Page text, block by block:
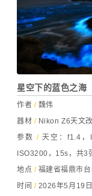
星空下的蓝色之海
作者 /魏伟
器材 /Nikon Z6天文
参数 / 天空：f1.4，
ISO3200，15s，共3
地点 /福建省福鼎市
时间 / 2026年5月19日